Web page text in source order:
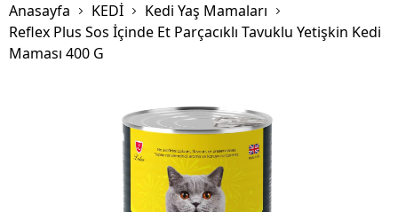
Anasayfa KEDİ
Kedi Yaş Mamaları
Reflex Plus Sos İçinde Et Parçacıklı Tavuklu Yetişkin Kedi
Maması 400 G